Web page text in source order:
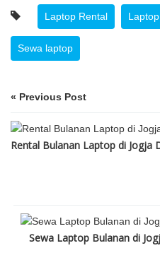
Laptop Rental
Sewa laptop
« Previous Post
Rental Bulanan Laptop di Jogja
Sewa Laptop Bulanan di